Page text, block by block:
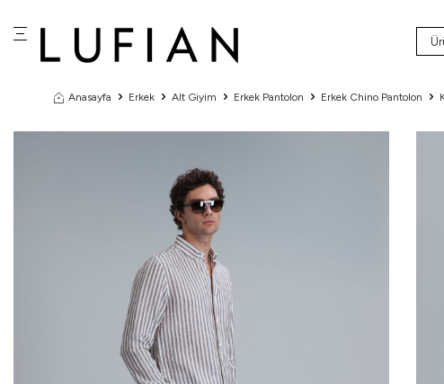
Anasayfa Erkek Alt Giyim Erkek Pantolon Erkek Chino Pantolon